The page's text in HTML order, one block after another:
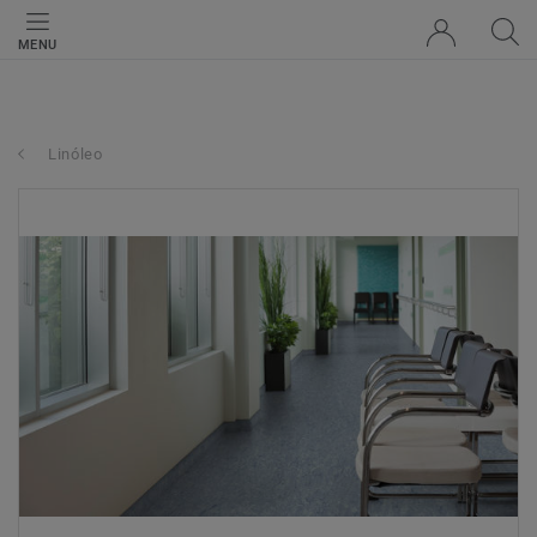
MENU
Linóleo